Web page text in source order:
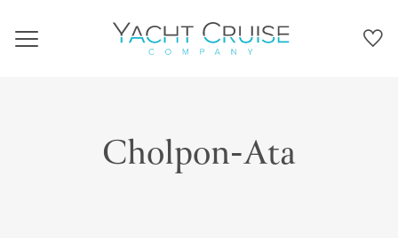
Navigation
Cholpon-Ata